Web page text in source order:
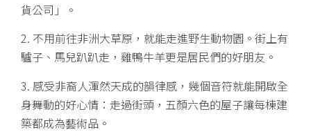
貨公司」。
2. 不用前往非洲大草原，就能走進野生動物園。街上有
驢子、馬兒趴趴走，雞鴨牛羊更是居民們的好朋友。
3. 感受非裔人渾然天成的韻律感，幾個音符就能開啟全
身舞動的好心情：走過街頭，五顏六色的屋子讓每棟建
築都成為藝術品。